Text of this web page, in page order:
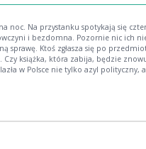
noc. Na przystanku spotykają się
i bezdomna. Pozornie nic ich
sprawę. Ktoś zgłasza się po
książka, która zabija, będzie
w Polsce nie tylko azyl polityczny,
zacząć się bać? Wydaje jej się,